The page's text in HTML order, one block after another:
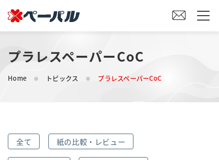
HOME
初めての方へ
オリジナル素材製造をご検討の方へ
プラレスペーパーCoC
Home トピックス プラレスペーパーCoC
全て 紙の比較・レビュー